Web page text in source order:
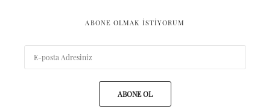
ABONE OLMAK ISTIYORUM
ABONE OL